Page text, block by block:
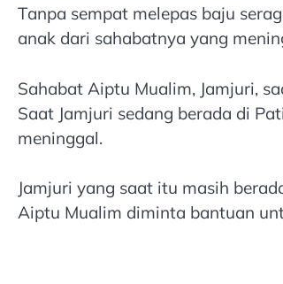
Tanpa sempat melepas baju
anak dari sahabatnya yang
Sahabat Aiptu Mualim, Jamjuri,
Saat Jamjuri sedang berada di
meninggal.
Jamjuri yang saat itu masih
Aiptu Mualim diminta bantuan